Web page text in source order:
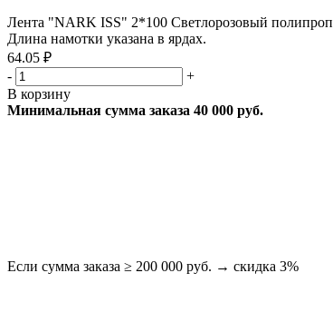
Лента "NARK ISS" 2*100 Светлорозовый
Длина намотки указана в ярдах.
64.05 ₽
-
+
В корзину
Минимальная сумма заказа 40 000 руб.
Если сумма заказа ≥ 200 000 руб. → скидка 3%